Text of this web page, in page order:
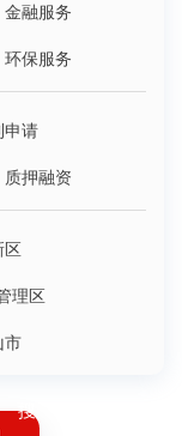
金融服务
环保服务
申请
质押融资
区
理区
市
搜